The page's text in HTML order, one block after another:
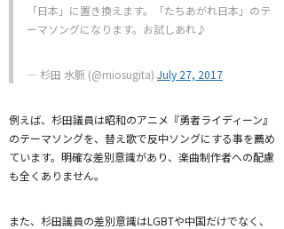
「日本」に置き換えます。「たちあがれ日本」のテ
ーマソングになります。お試しあれ♪
— 杉田 水脈 (@miosugita) July 27, 2017
例えば、杉田議員は昭和のアニメ『勇者ライディーン』
のテーマソングを、替え歌で反中ソングにする事を薦め
ています。明確な差別意識があり、楽曲制作者への配慮
も全くありません。
また、杉田議員の差別意識はLGBTや中国だけでなく、